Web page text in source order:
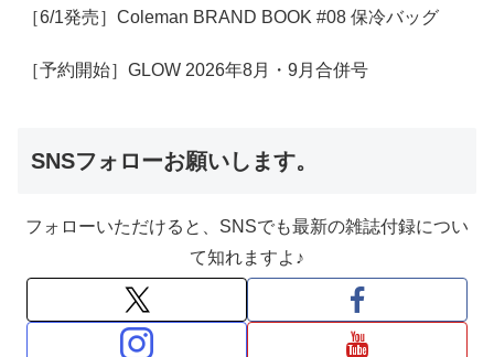
［6/1発売］Coleman BRAND BOOK #08 保冷バッグ
［予約開始］GLOW 2026年8月・9月合併号
SNSフォローお願いします。
フォローいただけると、SNSでも最新の雑誌付録につい
て知れますよ♪